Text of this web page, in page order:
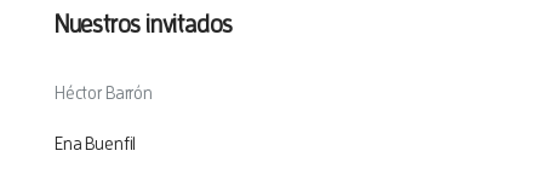
Nuestros invitados
Héctor Barrón
Ena Buenfil